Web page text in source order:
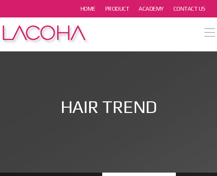
HOME PRODUCT ACADEMY CONTACT US
열기
HAIR TREND